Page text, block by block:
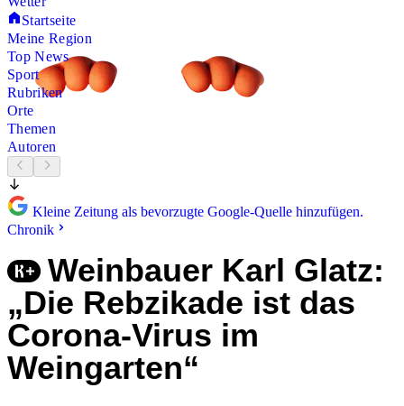
Startseite
Meine Region
Top News
Sport
Rubriken
Orte
Themen
Autoren
Kleine Zeitung als bevorzugte Google-Quelle hinzufügen.
Chronik
Weinbauer Karl Glatz:
„Die Rebzikade ist das
Corona-Virus im
Weingarten“